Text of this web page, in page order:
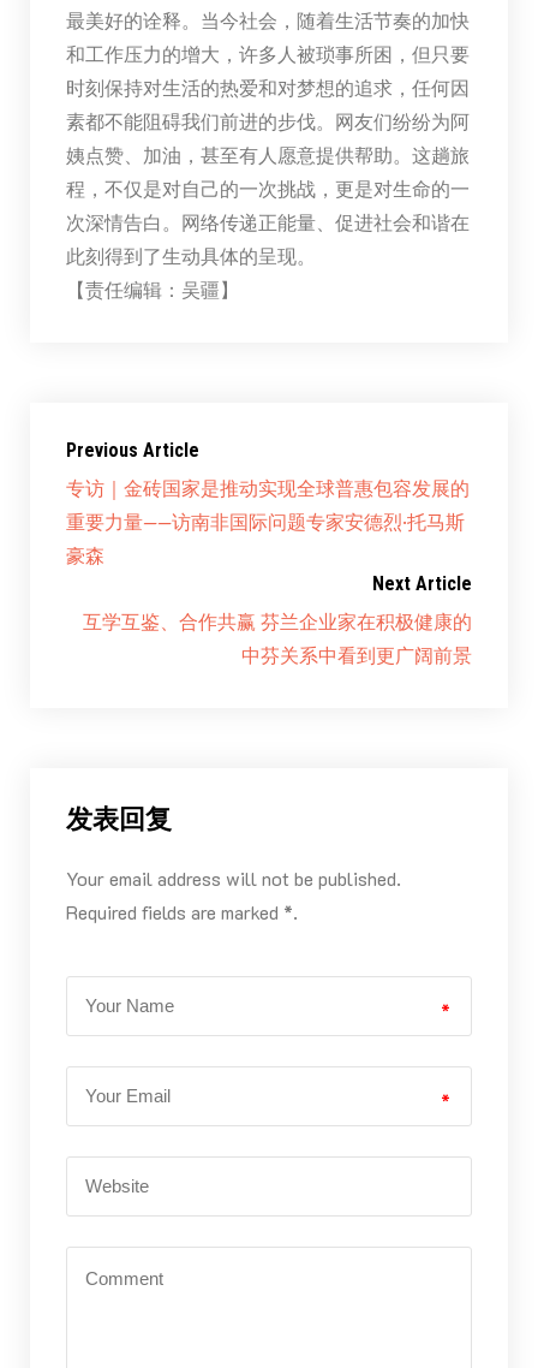
最美好的诠释。当今社会，随着生活节奏的加快
和工作压力的增大，许多人被琐事所困，但只要
时刻保持对生活的热爱和对梦想的追求，任何因
素都不能阻碍我们前进的步伐。网友们纷纷为阿
姨点赞、加油，甚至有人愿意提供帮助。这趟旅
程，不仅是对自己的一次挑战，更是对生命的一
次深情告白。网络传递正能量、促进社会和谐在
此刻得到了生动具体的呈现。
【责任编辑：吴疆】
Previous Article
专访｜金砖国家是推动实现全球普惠包容发展的
重要力量——访南非国际问题专家安德烈·托马斯
豪森
Next Article
互学互鉴、合作共赢 芬兰企业家在积极健康的
中芬关系中看到更广阔前景
发表回复
Your email address will not be published.
Required fields are marked *.
*
*